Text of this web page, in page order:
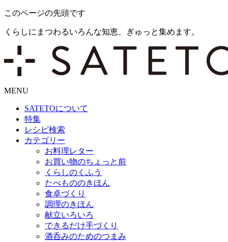
このページの先頭です
くらしにまつわるいろんな知恵、ぎゅっと集めます。
MENU
SATETOについて
特集
レシピ検索
カテゴリー
お料理レター
お買い物のちょっと前
くらしのくふう
たべもののきほん
食卓づくり
調理のきほん
献立いろいろ
できるだけ手づくり
酒呑みのためのつまみ